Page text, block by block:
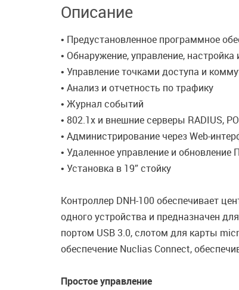
Описание
• Предустановленное программное
• Обнаружение, управление,
• Управление точками доступа и
• Анализ и отчетность по трафику
• Журнал событий
• 802.1x и внешние серверы RADIUS,
• Администрирование через Web-
• Удаленное управление и обновление
• Установка в 19” стойку
Контроллер DNH-100 обеспечивает
одного устройства и предназначен
портом USB 3.0, слотом для карты
обеспечение Nuclias Connect,
Простое управление